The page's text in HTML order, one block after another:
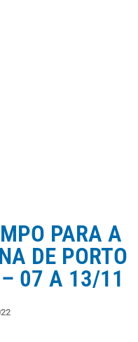
PARA A
DE PORTO
– 07 A 13/11